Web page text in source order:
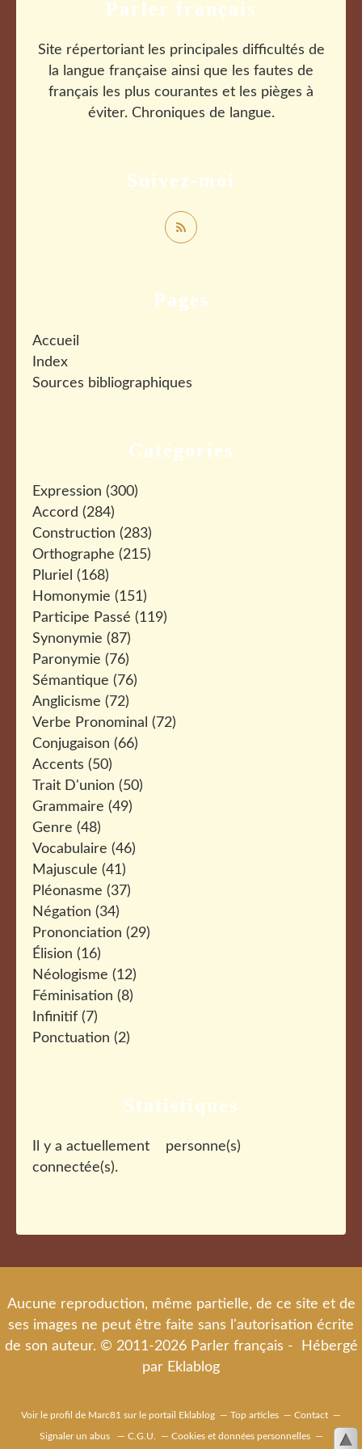
Catégories
Expression (300)
Accord (284)
Construction (283)
Orthographe (215)
Pluriel (168)
Homonymie (151)
Participe Passé (119)
Synonymie (87)
Paronymie (76)
Sémantique (76)
Anglicisme (72)
Verbe Pronominal (72)
Conjugaison (66)
Accents (50)
Trait D'union (50)
Grammaire (49)
Genre (48)
Vocabulaire (46)
Majuscule (41)
Pléonasme (37)
Négation (34)
Prononciation (29)
Élision (16)
Néologisme (12)
Féminisation (8)
Infinitif (7)
Ponctuation (2)
Pages
Accueil
Index
Sources bibliographiques
Suivez-moi
Parler français
Site répertoriant les principales difficultés de
la langue française ainsi que les fautes de
français les plus courantes et les pièges à
éviter. Chroniques de langue.
Statistiques
Il y a actuellement
personne(s)
connectée(s).
Aucune reproduction, même partielle, de ce site et de
ses images ne peut être faite sans l'autorisation écrite
de son auteur. © 2011-2026 Parler français - Hébergé
par Eklablog
Voir le profil de Marc81 sur le portail Eklablog Top articles Contact
Signaler un abus C.G.U. Cookies et données personnelles